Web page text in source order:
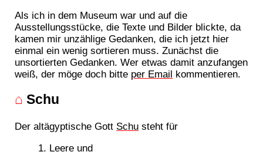
Als ich in dem Museum war und auf die
Ausstellungsstücke, die Texte und Bilder blickte, da
kamen mir unzählige Gedanken, die ich jetzt hier
einmal ein wenig sortieren muss. Zunächst die
unsortierten Gedanken. Wer etwas damit anzufangen
weiß, der möge doch bitte per Email kommentieren.
⌂ Schu
Der altägyptische Gott Schu steht für
Leere und